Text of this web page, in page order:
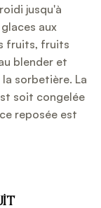
jusqu'à
aux
fruits, fruits
blender et
sorbetière. La
soit congelée
reposée est